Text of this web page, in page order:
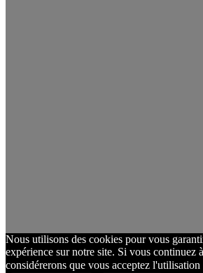
Nous utilisons des cookies pour vous
expérience sur notre site. Si vous continuez
considérerons que vous acceptez l'utilisation